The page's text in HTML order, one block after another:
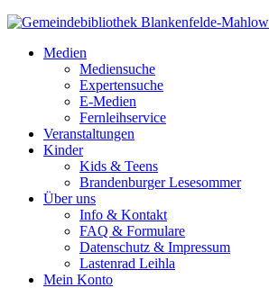
Medien
Mediensuche
Expertensuche
E-Medien
Fernleihservice
Veranstaltungen
Kinder
Kids & Teens
Brandenburger Lesesommer
Über uns
Info & Kontakt
FAQ & Formulare
Datenschutz & Impressum
Lastenrad Leihla
Mein Konto